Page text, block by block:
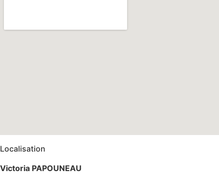
Localisation
Victoria PAPOUNEAU